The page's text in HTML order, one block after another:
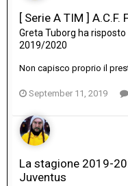
[ Serie A TIM ]
Greta Tuborg ha risposto
2019/2020
Non capisco proprio il
September 11, 2019
La stagione 2019-
Juventus